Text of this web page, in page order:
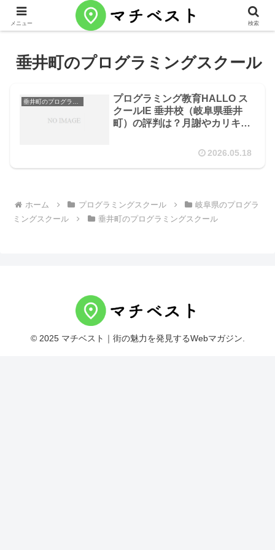
垂井町のプログラミングスクール
プログラミング教育HALLO ス
クールIE 垂井校（岐阜県垂井
町）の評判は？月謝やカリキュ
2026.05.18
ホーム プログラミングスクール
岐阜県のプログラ
ミングスクール
垂井町のプログラミングスクール
© 2025 マチベスト｜街の魅力を発見するWebマガジン.
メニュー 検索